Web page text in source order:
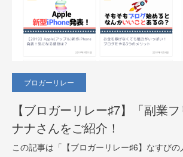
ブロガーリレー
【ブロガーリレー♯7】「副業フ
ナナさんをご紹介！
この記事は「【ブロガーリレー♯6】なすび